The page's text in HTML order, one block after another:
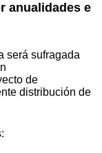
anualidades e
será sufragada
de
distribución de